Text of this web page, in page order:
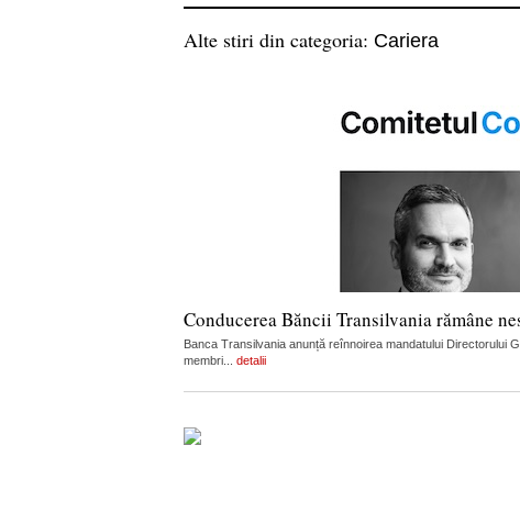
Alte stiri din categoria: Cariera
Conducerea Băncii Transilvania rămâne
Banca Transilvania anunță reînnoirea mandatului Directorului
membri... detalii